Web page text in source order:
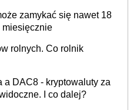
zamykać się nawet 18
miesięcznie
rolnych. Co rolnik
a DAC8 - kryptowaluty za
I co dalej?